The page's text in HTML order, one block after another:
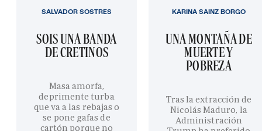
SOIS UNA BANDA
DE CRETINOS
Masa amorfa,
deprimente turba
que va a las rebajas o
se pone gafas de
cartón porque no
SALVADOR SOSTRES
UNA MONTAÑA DE
MUERTE Y
POBREZA
Tras la extracción de
Nicolás Maduro, la
Administración
KARINA SAINZ BORGO